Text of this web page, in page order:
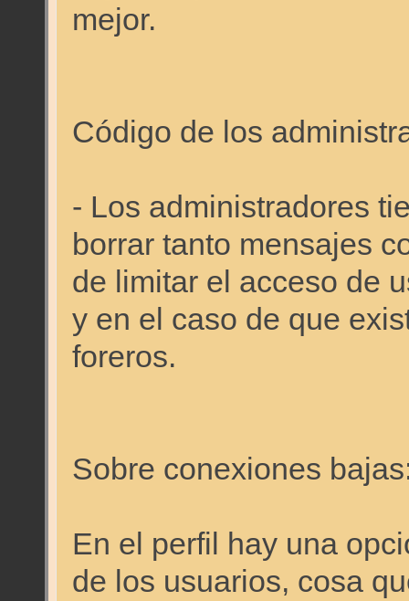
mejor.
Código de los
- Los administradores
borrar tanto mensajes
de limitar el acceso de
y en el caso de que
foreros.
Sobre conexiones
En el perfil hay una
de los usuarios, cosa